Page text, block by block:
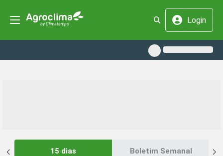
Login
15 dias Boletim Semanal